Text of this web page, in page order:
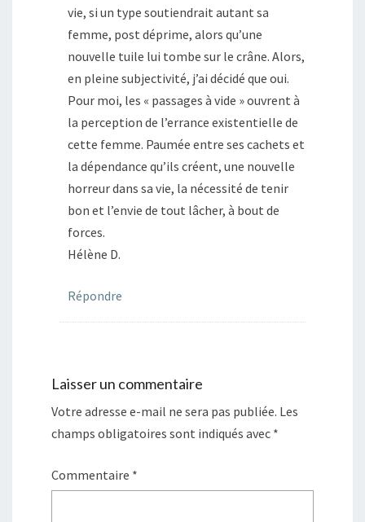
vie, si un type soutiendrait autant sa
femme, post déprime, alors qu’une
nouvelle tuile lui tombe sur le crâne. Alors,
en pleine subjectivité, j’ai décidé que oui.
Pour moi, les « passages à vide » ouvrent à
la perception de l’errance existentielle de
cette femme. Paumée entre ses cachets et
la dépendance qu’ils créent, une nouvelle
horreur dans sa vie, la nécessité de tenir
bon et l’envie de tout lâcher, à bout de
forces.
Hélène D.
Répondre
Laisser un commentaire
Votre adresse e-mail ne sera pas publiée. Les
champs obligatoires sont indiqués avec *
Commentaire *